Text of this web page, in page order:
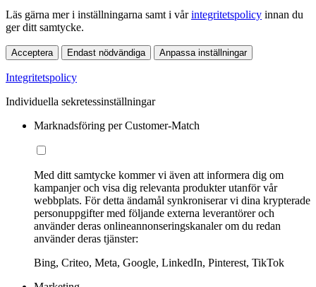
Läs gärna mer i inställningarna samt i vårintegritetspolicy innan du
ger ditt samtycke.
Acceptera Endast nödvändiga Anpassa inställningar
Integritetspolicy
Individuella sekretessinställningar
Marknadsföring per Customer-Match
Med ditt samtycke kommer vi även att informera dig om
kampanjer och visa dig relevanta produkter utanför vår
webbplats. För detta ändamål synkroniserar vi dina krypterade
personuppgifter med följande externa leverantörer och
använder deras onlineannonseringskanaler om du redan
använder deras tjänster:
Bing, Criteo, Meta, Google, LinkedIn, Pinterest, TikTok